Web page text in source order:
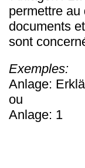
permettre
documents
sont
Exemples:
Anlage:
ou
Anlage: 1